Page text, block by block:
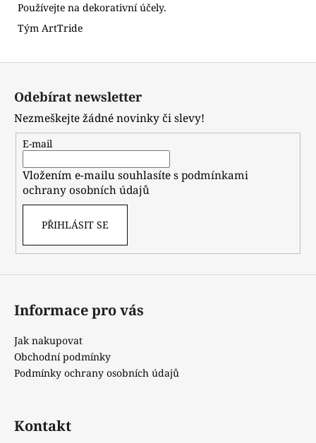
Používejte na dekorativní účely.
Tým ArtTride
Odebírat newsletter
Nezmeškejte žádné novinky či slevy!
E-mail
Vložením e-mailu souhlasíte spodmínkami
ochrany osobních údajů
PŘIHLÁSIT SE
Informace pro vás
Jak nakupovat
Obchodní podmínky
Podmínky ochrany osobních údajů
Kontakt